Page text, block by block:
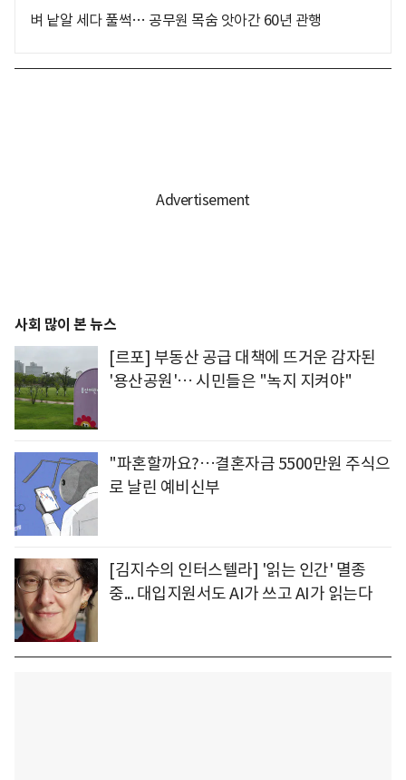
벼 낱알 세다 풀썩… 공무원 목숨 앗아간 60년 관행
사회 많이 본 뉴스
[르포] 부동산 공급 대책에 뜨거운 감자된
'용산공원'… 시민들은 "녹지 지켜야"
"파혼할까요?…결혼자금 5500만원 주식으
로 날린 예비신부
[김지수의 인터스텔라] '읽는 인간' 멸종
중... 대입지원서도 AI가 쓰고 AI가 읽는다